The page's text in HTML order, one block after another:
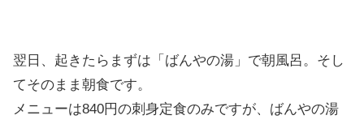
翌日、起きたらまずは「ばんやの湯」で朝風呂。そし
てそのまま朝食です。
メニューは840円の刺身定食のみですが、ばんやの湯